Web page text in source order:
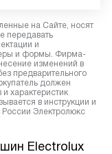
на Сайте, носят
передавать
и
и формы. Фирма-
изменений в
предварительного
должен
характеристик
в инструкции и
России Электролюкс
Electrolux